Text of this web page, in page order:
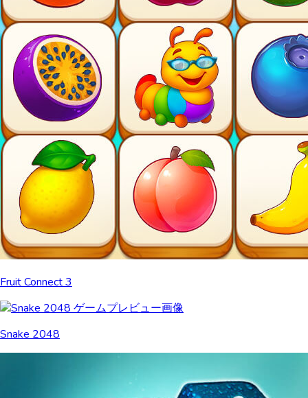
Fruit Connect 3
Snake 2048